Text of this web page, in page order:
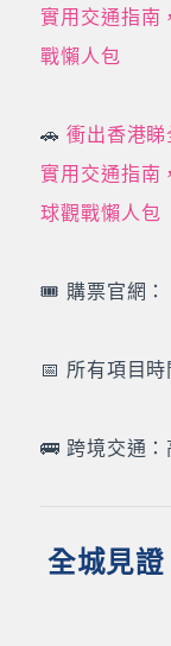
實用交通指南
戰懶人包
🚗衝出香港睇
實用交通指南
球觀戰懶人包
🎟️ 購票官網：
📅 所有項目
🚌 跨境交通
全城見